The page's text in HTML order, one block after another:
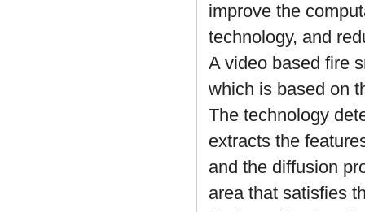
improve the
technology, and
A video based fire
which is based on
The technology
extracts the
and the diffusion
area that satisfies